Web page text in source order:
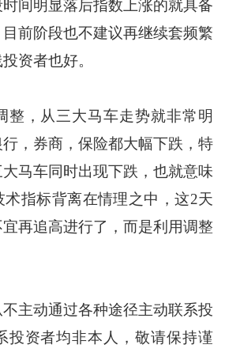
间明显落后指数上涨的就具备
前阶段也不建议再继续套频繁
资者也好。
整，从三大马车走势就非常明
，券商，保险都大幅下跌，特
马车同时出现下跌，也就意味
指标背离在情理之中，这2天
再追高进行了，而是利用调整
主动通过各种途径主动联系投
投资者均非本人，敬请保持谨